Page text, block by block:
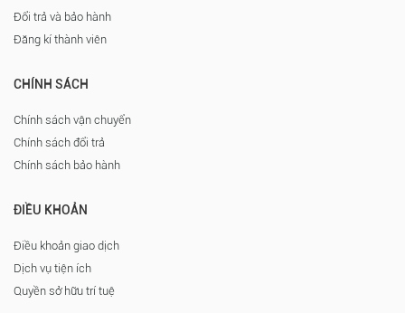
Đổi trả và bảo hành
Đăng kí thành viên
CHÍNH SÁCH
Chính sách vận chuyển
Chính sách đổi trả
Chính sách bảo hành
ĐIỀU KHOẢN
Điều khoản giao dịch
Dịch vụ tiện ích
Quyền sở hữu trí tuệ